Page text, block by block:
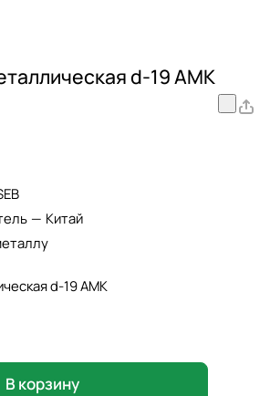
d-19 АМК
— Китай
d-19 АМК
В корзину